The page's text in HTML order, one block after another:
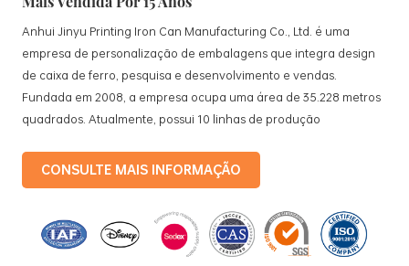
Anhui Jinyu Printing Iron Can Manufacturing Co., Ltd. é uma
empresa de personalização de embalagens que integra design
de caixa de ferro, pesquisa e desenvolvimento e vendas.
Fundada em 2008, a empresa ocupa uma área de 35.228 metros
quadrados. Atualmente, possui 10 linhas de produção
com uma produção mensal de 3,5 milhões de caixas de ferro. Os
produtos da empresa incluem: caixas de lata de comida, caixas
promocionais para presentes e bandejas de folha-de-flandres,
etc. linhas de produção padronizadas e 15 linhas de produção
CONSULTE MAIS INFORMAÇÃO